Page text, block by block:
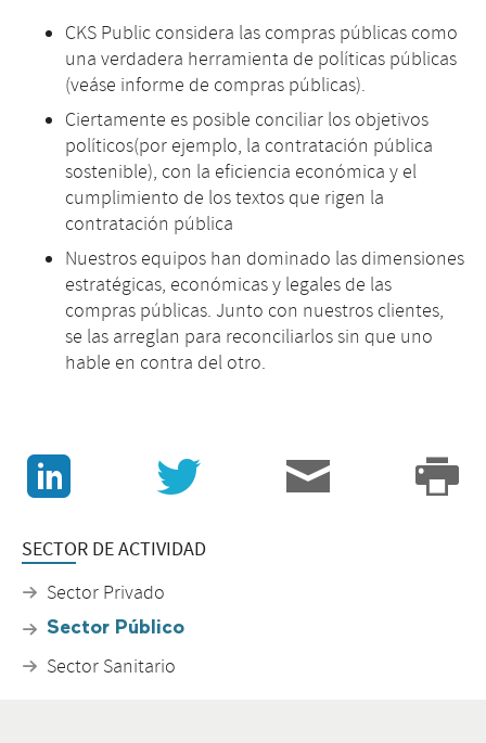
CKS Public considera las compras públicas como
una verdadera herramienta de políticas públicas
(veáse informe de compras públicas).
Ciertamente es posible conciliar los objetivos
políticos(por ejemplo, la contratación pública
sostenible), con la eficiencia económica y el
cumplimiento de los textos que rigen la
contratación pública
Nuestros equipos han dominado las dimensiones
estratégicas, económicas y legales de las
compras públicas. Junto con nuestros clientes,
se las arreglan para reconciliarlos sin que uno
hable en contra del otro.
J v 3 p
SECTOR DE ACTIVIDAD
Sector Privado
Sector Público
Sector Sanitario